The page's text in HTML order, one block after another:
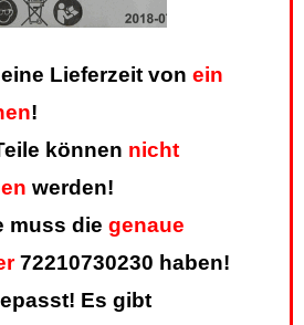
Lieferzeit von ein
!
können nicht
werden!
muss die genaue
72210730230 haben!
Es gibt